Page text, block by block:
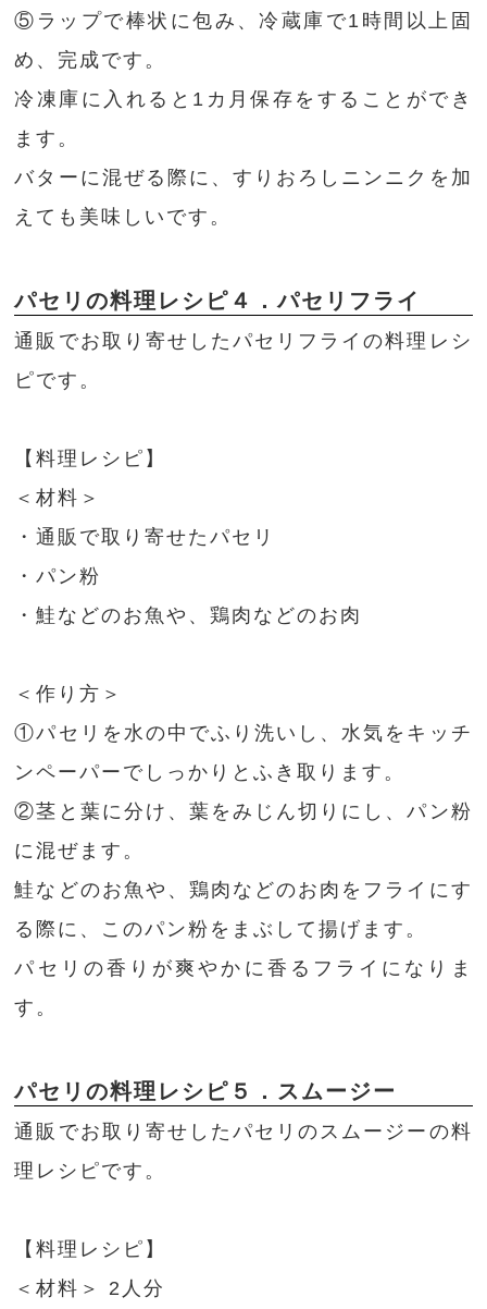
⑤ラップで棒状に包み、冷蔵庫で1時間以上固
め、完成です。
冷凍庫に入れると1カ月保存をすることができ
ます。
バターに混ぜる際に、すりおろしニンニクを加
えても美味しいです。
パセリの料理レシピ４．パセリフライ
通販でお取り寄せしたパセリフライの料理レシ
ピです。
【料理レシピ】
＜材料＞
・通販で取り寄せたパセリ
・パン粉
・鮭などのお魚や、鶏肉などのお肉
＜作り方＞
①パセリを水の中でふり洗いし、水気をキッチ
ンペーパーでしっかりとふき取ります。
②茎と葉に分け、葉をみじん切りにし、パン粉
に混ぜます。
鮭などのお魚や、鶏肉などのお肉をフライにす
る際に、このパン粉をまぶして揚げます。
パセリの香りが爽やかに香るフライになりま
す。
パセリの料理レシピ５．スムージー
通販でお取り寄せしたパセリのスムージーの料
理レシピです。
【料理レシピ】
＜材料＞ 2人分